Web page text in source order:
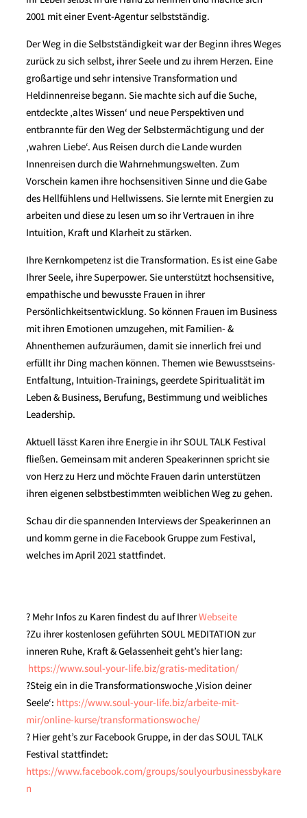
2001 mit einer Event-Agentur selbstständig.
Der Weg in die Selbstständigkeit war der Beginn ihres Weges
zurück zu sich selbst, ihrer Seele und zu ihrem Herzen. Eine
großartige und sehr intensive Transformation und
Heldinnenreise begann. Sie machte sich auf die Suche,
entdeckte ‚altes Wissen‘ und neue Perspektiven und
entbrannte für den Weg der Selbstermächtigung und der
‚wahren Liebe‘. Aus Reisen durch die Lande wurden
Innenreisen durch die Wahrnehmungswelten. Zum
Vorschein kamen ihre hochsensitiven Sinne und die Gabe
des Hellfühlens und Hellwissens. Sie lernte mit Energien zu
arbeiten und diese zu lesen um so ihr Vertrauen in ihre
Intuition, Kraft und Klarheit zu stärken.
Ihre Kernkompetenz ist die Transformation. Es ist eine Gabe
Ihrer Seele, ihre Superpower. Sie unterstützt hochsensitive,
empathische und bewusste Frauen in ihrer
Persönlichkeitsentwicklung. So können Frauen im Business
mit ihren Emotionen umzugehen, mit Familien- &
Ahnenthemen aufzuräumen, damit sie innerlich frei und
erfüllt ihr Ding machen können. Themen wie Bewusstseins-
Entfaltung, Intuition-Trainings, geerdete Spiritualität im
Leben & Business, Berufung, Bestimmung und weibliches
Leadership.
Aktuell lässt Karen ihre Energie in ihr SOUL TALK Festival
fließen. Gemeinsam mit anderen Speakerinnen spricht sie
von Herz zu Herz und möchte Frauen darin unterstützen
ihren eigenen selbstbestimmten weiblichen Weg zu gehen.
Schau dir die spannenden Interviews der Speakerinnen an
und komm gerne in die Facebook Gruppe zum Festival,
welches im April 2021 stattfindet.
? Mehr Infos zu Karen findest du auf IhrerWebseite
?Zu ihrer kostenlosen geführten SOUL MEDITATION zur
inneren Ruhe, Kraft & Gelassenheit geht’s hier lang:
https://www.soul-your-life.biz/gratis-meditation/
?Steig ein in die Transformationswoche ‚Vision deiner
Seele‘: https://www.soul-your-life.biz/arbeite-mit-
mir/online-kurse/transformationswoche/
? Hier geht’s zur Facebook Gruppe, in der das SOUL TALK
Festival stattfindet:
https://www.facebook.com/groups/soulyourbusinessbykare
n